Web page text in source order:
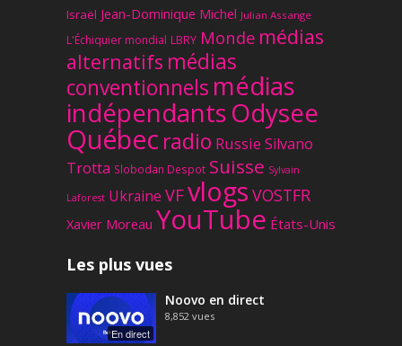
Israël Jean-Dominique Michel Julian Assange
L'Échiquier mondial LBRY Monde médias
alternatifs médias
conventionnels médias
indépendantsOdysee
Québec radio Russie Silvano
Trotta Slobodan Despot Suisse Sylvain
Laforest Ukraine VFvlogs VOSTFR
Xavier Moreau YouTube États-Unis
Les plus vues
En direct
Noovo en direct
8,852 vues